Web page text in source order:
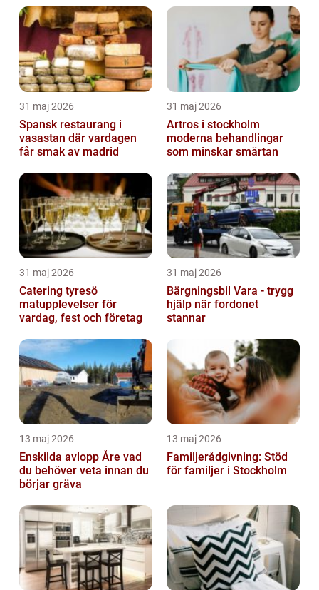
31 maj 2026
Spansk restaurang i
vasastan där vardagen
får smak av madrid
31 maj 2026
Artros i stockholm
moderna behandlingar
som minskar smärtan
31 maj 2026
Catering tyresö
matupplevelser för
vardag, fest och företag
31 maj 2026
Bärgningsbil Vara - trygg
hjälp när fordonet
stannar
13 maj 2026
Enskilda avlopp Åre vad
du behöver veta innan du
börjar gräva
13 maj 2026
Familjerådgivning: Stöd
för familjer i Stockholm